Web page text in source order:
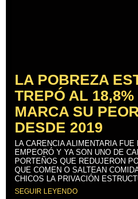
LA POBREZA
TREPÓ AL
MARCA SU
DESDE 2019
LA CARENCIA ALIMENTARIA
EMPEORÓ Y YA SON UNO DE
PORTEÑOS QUE REDUJERON
QUE COMEN O SALTEAN
CHICOS LA PRIVACIÓN
SEGUIR LEYENDO